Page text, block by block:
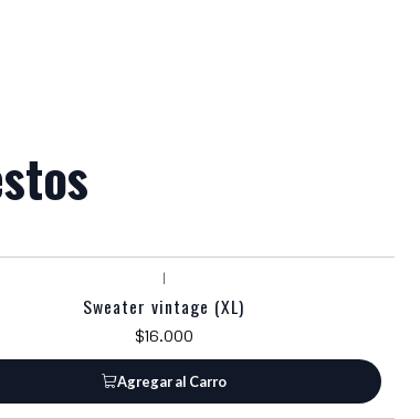
|
Sweater vintage (XL)
$16.000
Agregar al Carro